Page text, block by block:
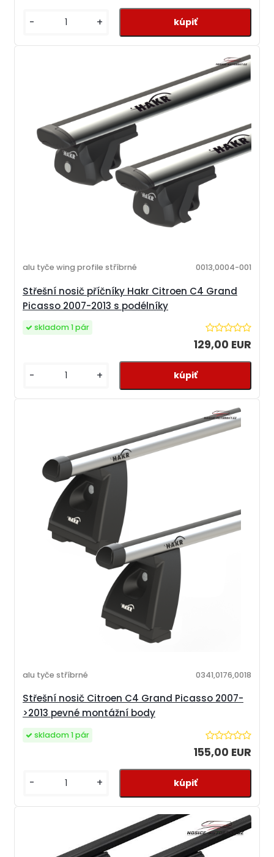
- +
Střešní nosič příčníky Hakr Citroen C4 Grand
Picasso 2007-2013 s podélníky
alu tyče wing profile stříbrné 0013,0004-001
129,00 EUR
skladom 1 pár
- +
Střešní nosič Citroen C4 Grand Picasso 2007-
>2013 pevné montážní body
alu tyče stříbrné 0341,0176,0018
155,00 EUR
skladom 1 pár
- +